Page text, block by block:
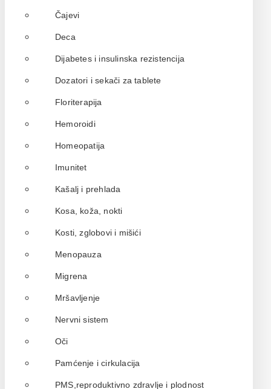
Čajevi
Deca
Dijabetes i insulinska rezistencija
Dozatori i sekači za tablete
Floriterapija
Hemoroidi
Homeopatija
Imunitet
Kašalj i prehlada
Kosa, koža, nokti
Kosti, zglobovi i mišići
Menopauza
Migrena
Mršavljenje
Nervni sistem
Oči
Pamćenje i cirkulacija
PMS,reproduktivno zdravlje i plodnost